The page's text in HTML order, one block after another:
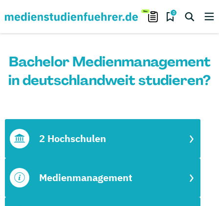
0
Bachelor Medienmanagement
in deutschlandweit studieren?
Medienmanagement
2 Hochschulen